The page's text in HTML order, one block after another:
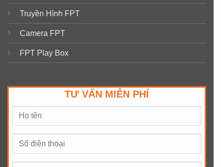
Truyền Hình FPT
Camera FPT
FPT Play Box
TƯ VẤN MIỄN PHÍ